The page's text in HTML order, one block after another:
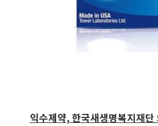
익수제약, 한국새생명복지재